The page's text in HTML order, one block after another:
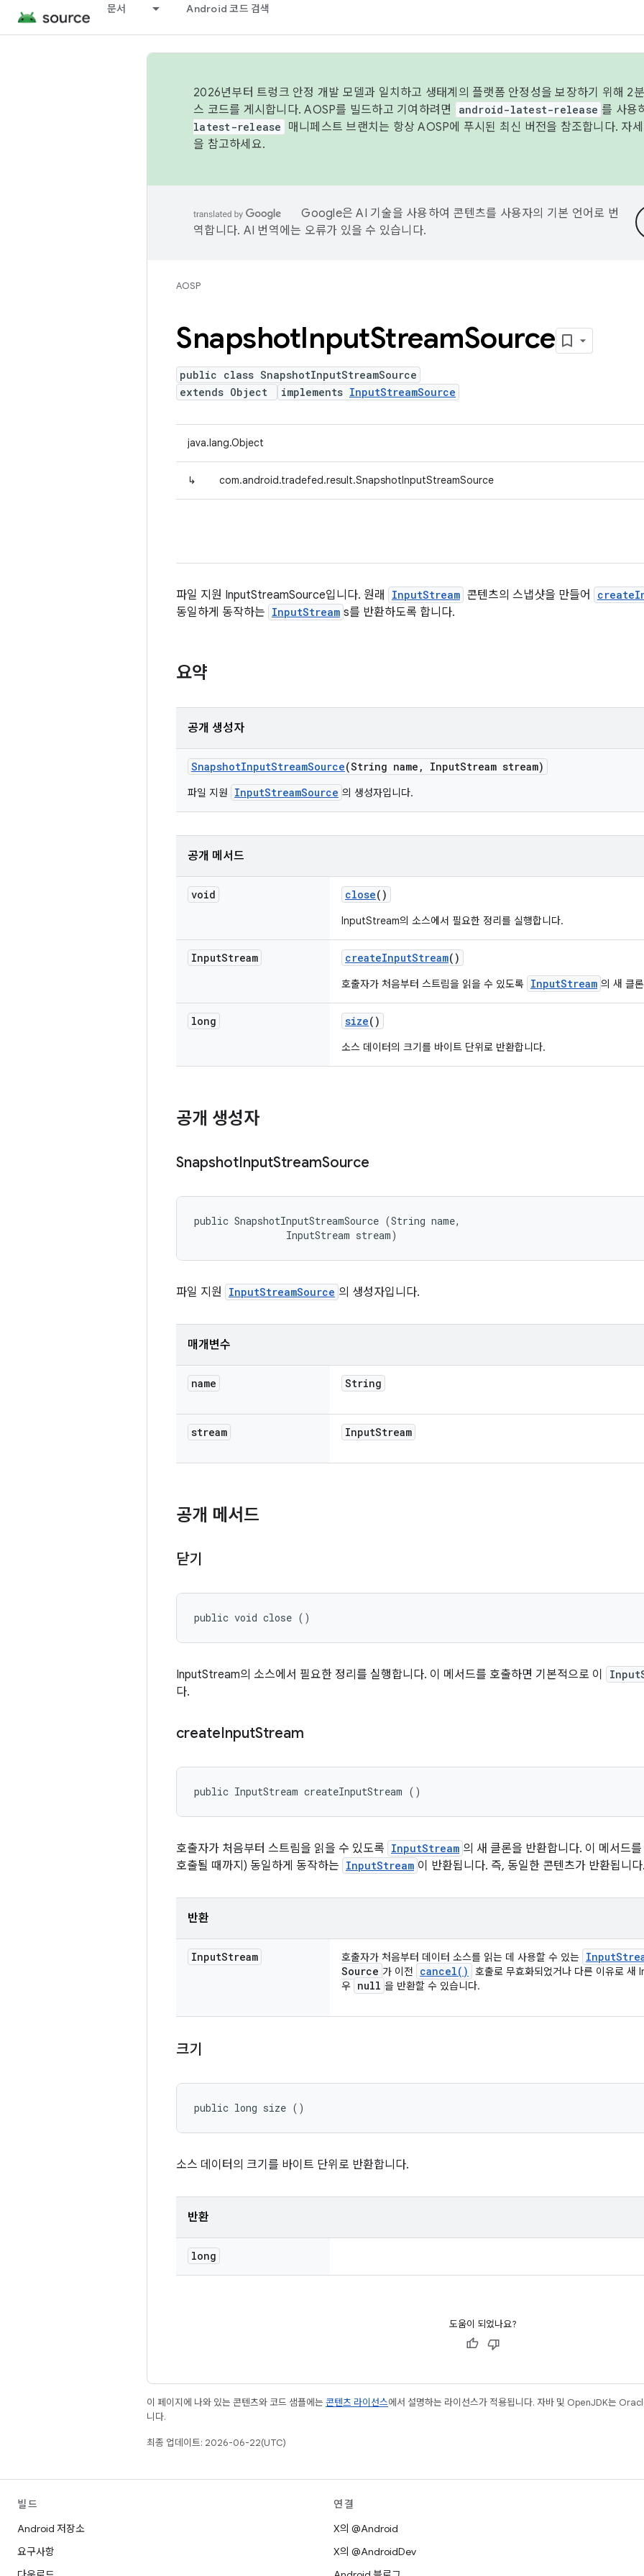
문서 Android 코드 검색
2026년부터 트렁크 안정 개발 모델과 일치하고 생태계의 플랫폼 안정성을 보장하기 위해 2
스 코드를 게시합니다. AOSP를 빌드하고 기여하려면
android-latest-release 를 사용
latest-release
매니페스트 브랜치는 항상 AOSP에 푸시된 최신 버전을 참조합니다. 자
을 참고하세요.
Google은 AI 기술을 사용하여 콘텐츠를 사용자의 기본 언어로 번
역합니다. AI 번역에는 오류가 있을 수 있습니다.
AOSP
SnapshotInputStreamSource
public class SnapshotInputStreamSource
extends Object
implements InputStreamSource
java.lang.Object
↳ com.android.tradefed.result.SnapshotInputStreamSource
파일 지원 InputStreamSource입니다. 원래 InputStream 콘텐츠의 스냅샷을 만들어
동일하게 동작하는 InputStream s를 반환하도록 합니다.
요약
공개 생성자
SnapshotInputStreamSource(String name , InputStream stream)
파일 지원 InputStreamSource 의 생성자입니다.
공개 메서드
void close()
InputStream의 소스에서 필요한 정리를 실행합니다.
InputStream createInputStream()
호출자가 처음부터 스트림을 읽을 수 있도록 InputStream 의 새 클
long size()
소스 데이터의 크기를 바이트 단위로 반환합니다.
공개 생성자
SnapshotInputStreamSource
public SnapshotInputStreamSource (String name,
                InputStream stream)
파일 지원 InputStreamSource 의 생성자입니다.
매개변수
name String
stream InputStream
공개 메서드
닫기
public void close ()
InputStream의 소스에서 필요한 정리를 실행합니다. 이 메서드를 호출하면 기본적으로 이
다.
createInputStream
public InputStream createInputStream ()
호출자가 처음부터 스트림을 읽을 수 있도록 InputStream 의 새 클론을 반환합니다. 이 메서드
호출될 때까지) 동일하게 동작하는 InputStream 이 반환됩니다. 즉, 동일한 콘텐츠가 반환됩니다.
반환
InputStream 호출자가 처음부터 데이터 소스를 읽는 데 사용할 수 있는 Input
Source 가 이전 cancel( )
호출로 무효화되었거나 다른 이유로
우 null 을 반환할 수 있습니다.
크기
public long size ()
소스 데이터의 크기를 바이트 단위로 반환합니다.
반환
long
도움이 되었나요?
이 페이지에 나와 있는 콘텐츠와 코드 샘플에는 콘텐츠 라이선스에서 설명하는 라이선스가 적용됩니다. 자바 및 OpenJDK는
니다.
최종 업데이트: 2026-06-22(UTC)
빌드
Android 저장소
요구사항
연결
X의 @Android
X의 @AndroidDev